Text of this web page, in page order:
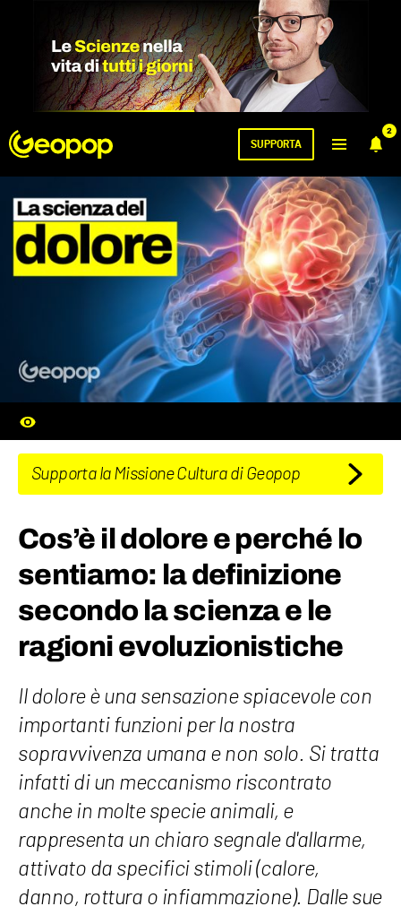
2
SUPPORTA
Supporta la Missione Cultura di Geopop
Cos’è il dolore e perché lo
sentiamo: la definizione
secondo la scienza e le
ragioni evoluzionistiche
Il dolore è una sensazione spiacevole con
importanti funzioni per la nostra
sopravvivenza umana e non solo. Si tratta
infatti di un meccanismo riscontrato
anche in molte specie animali, e
rappresenta un chiaro segnale d'allarme,
attivato da specifici stimoli (calore,
danno, rottura o infiammazione). Dalle sue